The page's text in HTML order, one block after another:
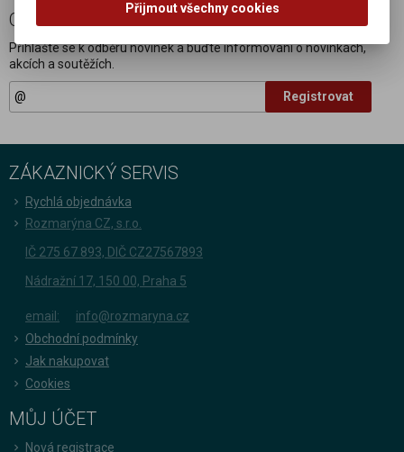
ODBĚR NOVINEK
Přihlašte se k odběru novinek a buďte informováni o novinkách,
akcích a soutěžích.
Registrovat
ZÁKAZNICKÝ SERVIS
Rychlá objednávka
Rozmarýna CZ, s.r.o.
IČ 275 67 893, DIČ CZ27567893
Nádražní 17, 150 00, Praha 5
email:
info@rozmaryna.cz
Obchodní podmínky
Jak nakupovat
Cookies
MŮJ ÚČET
Nová registrace
Přijmout všechny cookies